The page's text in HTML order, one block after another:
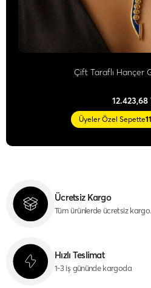
Çift Taraflı Hançer
12.423,68
Üyeler Özel Sepette
Ücretsiz Kargo
Tüm ürünlerde ücretsiz kargo.
Hızlı Teslimat
1-3 iş gününde kargoda